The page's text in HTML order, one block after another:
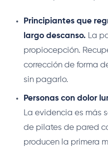
Principiantes que
largo descanso. La
propiocepción.
corrección de forma
sin pagarlo.
Personas con dolor
La evidencia es más
de pilates de pared
producen la primera